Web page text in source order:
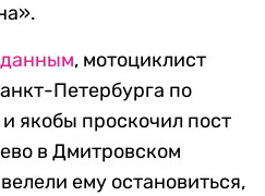
данным, мотоциклист
Петербурга по
якобы проскочил пост
в Дмитровском
ему остановиться,